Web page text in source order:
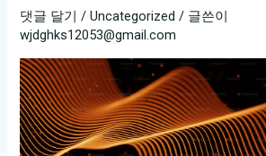
댓글 달기 /Uncategorized / 글쓴이
wjdghks12053@gmail.com